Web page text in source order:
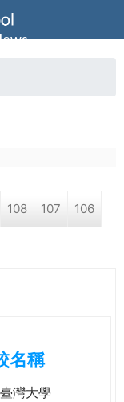
108 107 106
名稱
灣大學